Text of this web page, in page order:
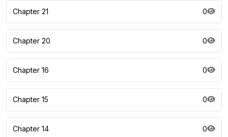
Chapter 21 0
Chapter 20 0
Chapter 16 0
Chapter 15 0
Chapter 14 0